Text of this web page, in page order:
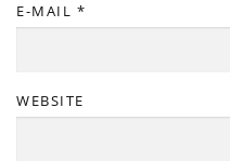
E-MAIL *
WEBSITE